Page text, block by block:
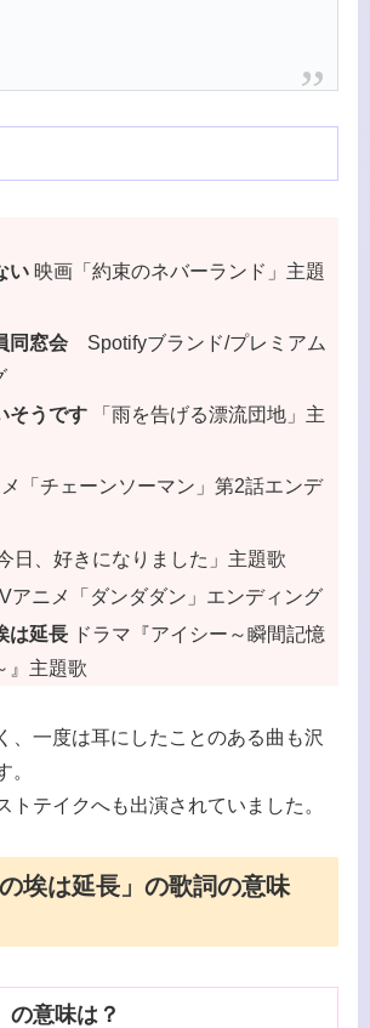
い 映画「約束のネバーランド」主題
同窓会 Spotifyブランド/プレミアム
そうです 「雨を告げる漂流団地」主
「チェーンソーマン」第2話エンデ
日、好きになりました」主題歌
アニメ「ダンダダン」エンディング
は延長 ドラマ『アイシー～瞬間記憶
』主題歌
、一度は耳にしたことのある曲も沢
。
トテイクへも出演されていました。
の埃は延長」の歌詞の意味
の意味は？